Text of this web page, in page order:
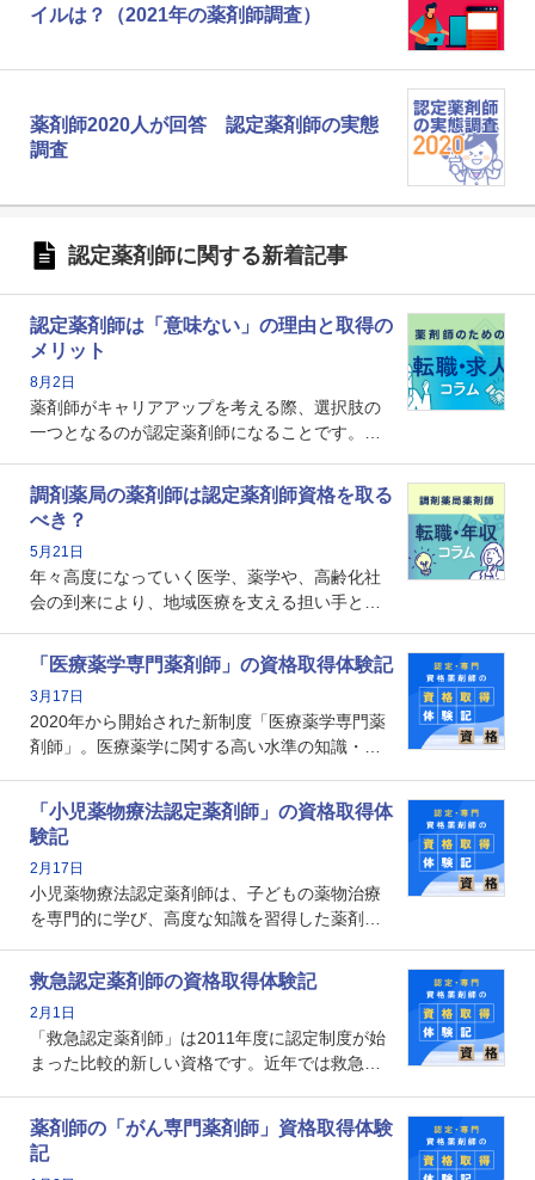
イルは？（2021年の薬剤師調査）
薬剤師2020人が回答 認定薬剤師の実態
調査
認定薬剤師に関する新着記事
認定薬剤師は「意味ない」の理由と取得の
メリット
8月2日
薬剤師がキャリアアップを考える際、選択肢の
一つとなるのが認定薬剤師になることです。し
という声を聞いたことがあるかもしれません。
本記事では、認定薬剤師が「意味ない」といわ
れる理由や、取得するメリット、年収・キャリ
アへの影響を解説します。
調剤薬局の薬剤師は認定薬剤師資格を取る
べき？
5月21日
年々高度になっていく医学、薬学や、高齢化社
会の到来により、地域医療を支える担い手とし
で、重要度が増しているのが認定薬剤師という
資格です。認定薬剤師とはいったいどんな資格
なのでしょうか。それを取得するとどのような
メリットがあるのでしょうか。
「医療薬学専門薬剤師」の資格取得体験記
3月17日
2020年から開始された新制度「医療薬学専門薬
剤師」。医療薬学に関する高い水準の知識・技
剤師としての専門性を示す客観的な根拠の一つ
となります。取得要件は多岐に渡り、審査も複
数回ありますが、患者さんに対して一定の能力
の証明になる資格と言えます。
「小児薬物療法認定薬剤師」の資格取得体
験記
2月17日
小児薬物療法認定薬剤師は、子どもの薬物治療
を専門的に学び、高度な知識を習得した薬剤師
や、特有の疾患、心理状況を理解し、専門性を
深めることで、子どもとその保護者に寄り添え
る存在です。今回はそんな小児薬物療法認定薬
剤師の取得体験記をご紹介します。
救急認定薬剤師の資格取得体験記
2月1日
「救急認定薬剤師」は2011年度に認定制度が始
まった比較的新しい資格です。近年では救急病
とから、救急認定薬剤師を目指す病院薬剤師も
増えているのではないでしょうか。今回はそん
な救急認定薬剤師の取得体験記をご紹介しま
薬剤師の「がん専門薬剤師」資格取得体験
記